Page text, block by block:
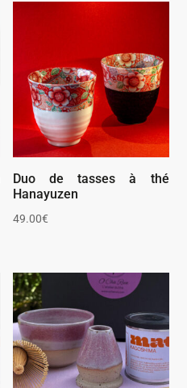
Duo de tasses à thé
Hanayuzen
49.00€